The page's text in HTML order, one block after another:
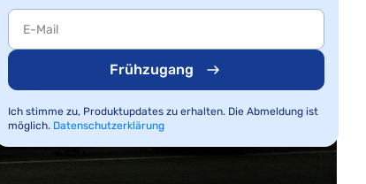
Frühzugang
Ich stimme zu, Produktupdates zu erhalten. Die Abmeldung ist
möglich. Datenschutzerklärung